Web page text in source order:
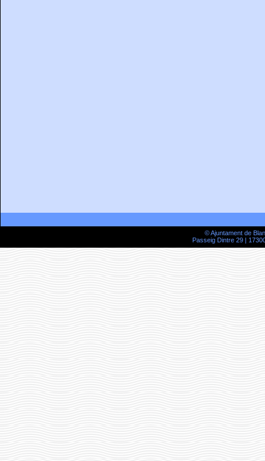
© Ajuntament de
Passeig Dintre 29 |